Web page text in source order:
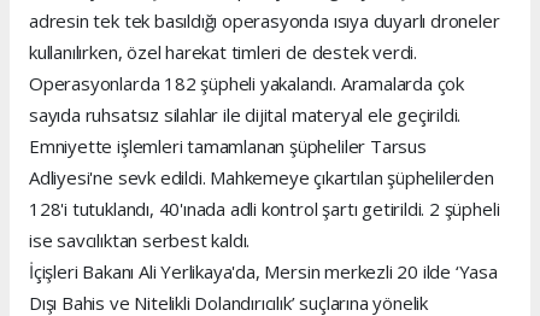
adresin tek tek basıldığı operasyonda ısıya duyarlı droneler
kullanılırken, özel harekat timleri de destek verdi.
Operasyonlarda 182 şüpheli yakalandı. Aramalarda çok
sayıda ruhsatsız silahlar ile dijital materyal ele geçirildi.
Emniyette işlemleri tamamlanan şüpheliler Tarsus
Adliyesi'ne sevk edildi. Mahkemeye çıkartılan şüphelilerden
128'i tutuklandı, 40'ınada adli kontrol şartı getirildi. 2 şüpheli
ise savcılıktan serbest kaldı.
İçişleri Bakanı Ali Yerlikaya'da, Mersin merkezli 20 ilde ‘Yasa
Dışı Bahis ve Nitelikli Dolandırıcılık’ suçlarına yönelik